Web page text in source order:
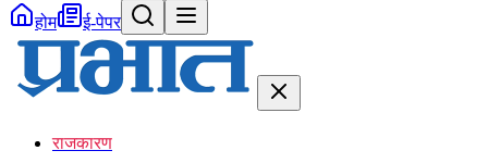
होम ई-पेपर
राजकारण